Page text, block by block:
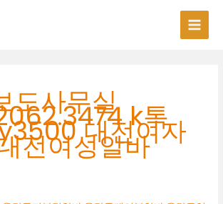
도사무실 k톡
대전여자
전여성알바